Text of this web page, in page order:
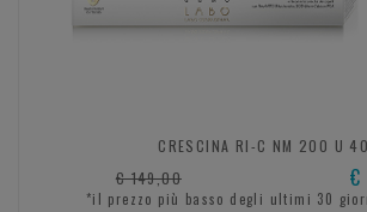
CRESCINA RI-C NM 200 U
€ 149,00 €
*il prezzo più basso degli ultimi 30